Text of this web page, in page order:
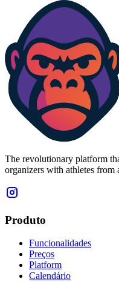
The revolutionary platform
organizers with athletes from
Produto
Funcionalidades
Preços
Platform
Calendário